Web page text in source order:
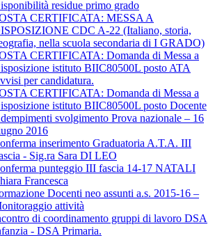
residue primo grado
CERTIFICATA: MESSA A
CDC A-22 (Italiano, storia,
nella scuola secondaria di I GRADO)
CERTIFICATA: Domanda di Messa a
istituto BIIC80500L posto ATA
per candidatura.
CERTIFICATA: Domanda di Messa a
istituto BIIC80500L posto Docente
svolgimento Prova nazionale – 16
2016
inserimento Graduatoria A.T.A. III
- Sig.ra Sara DI LEO
punteggio III fascia 14-17 NATALI
Francesca
Docenti neo assunti a.s. 2015-16 –
attività
di coordinamento gruppi di lavoro DSA
- DSA Primaria.